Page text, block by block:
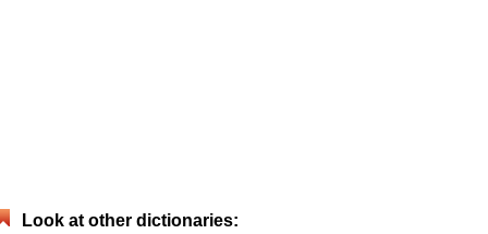
Look at other dictionaries: